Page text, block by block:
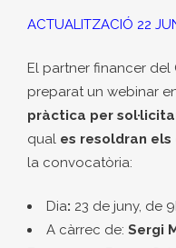
ACTUALITZACIÓ 22
El partner financer del
preparat un webinar
pràctica per
qual es resoldran
la convocatòria:
Dia: 23 de juny, de
A càrrec de: Sergi